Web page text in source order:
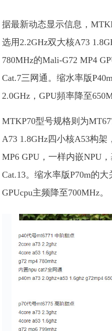
据最新动态显示信息，
选用2.2GHz双大核A73
780MHz的Mali-G72 MP4
Cat.7三网通。缩水率版
2.0GHz，GPU頻率降至
MTKP70型号规格则为
A73 1.8GHz四小核A53构架
MP6 GPU，一样内嵌NPU
Cat.13。缩水率版P70m的大
GPUcpu主频降至700MHz。